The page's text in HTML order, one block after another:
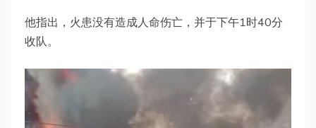
他指出，火患没有造成人命伤亡，并于下午1时40分
收队。